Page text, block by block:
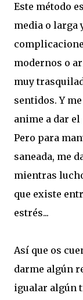
Este método
media o larga
modernos o
muy
sentidos. Y
anime a dar
Pero para
saneada, me
mientras
que existe
estrés...
Así que os
darme algún
igualar algún